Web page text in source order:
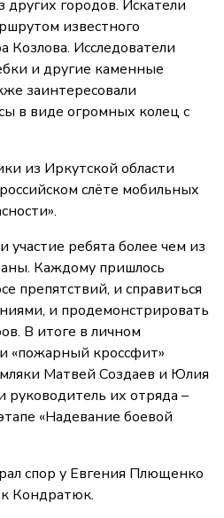
других городов. Искатели
известного
Козлова. Исследователи
и другие каменные
заинтересовали
в виде огромных колец с
из Иркутской области
слёте мобильных
ребята более чем из
Каждому пришлось
препятствий, и справиться
и продемонстрировать
В итоге в личном
«пожарный кроссфит»
Матвей Создаев и Юлия
руководитель их отряда –
«Надевание боевой
спор у Евгения Плющенко
Кондратюк.